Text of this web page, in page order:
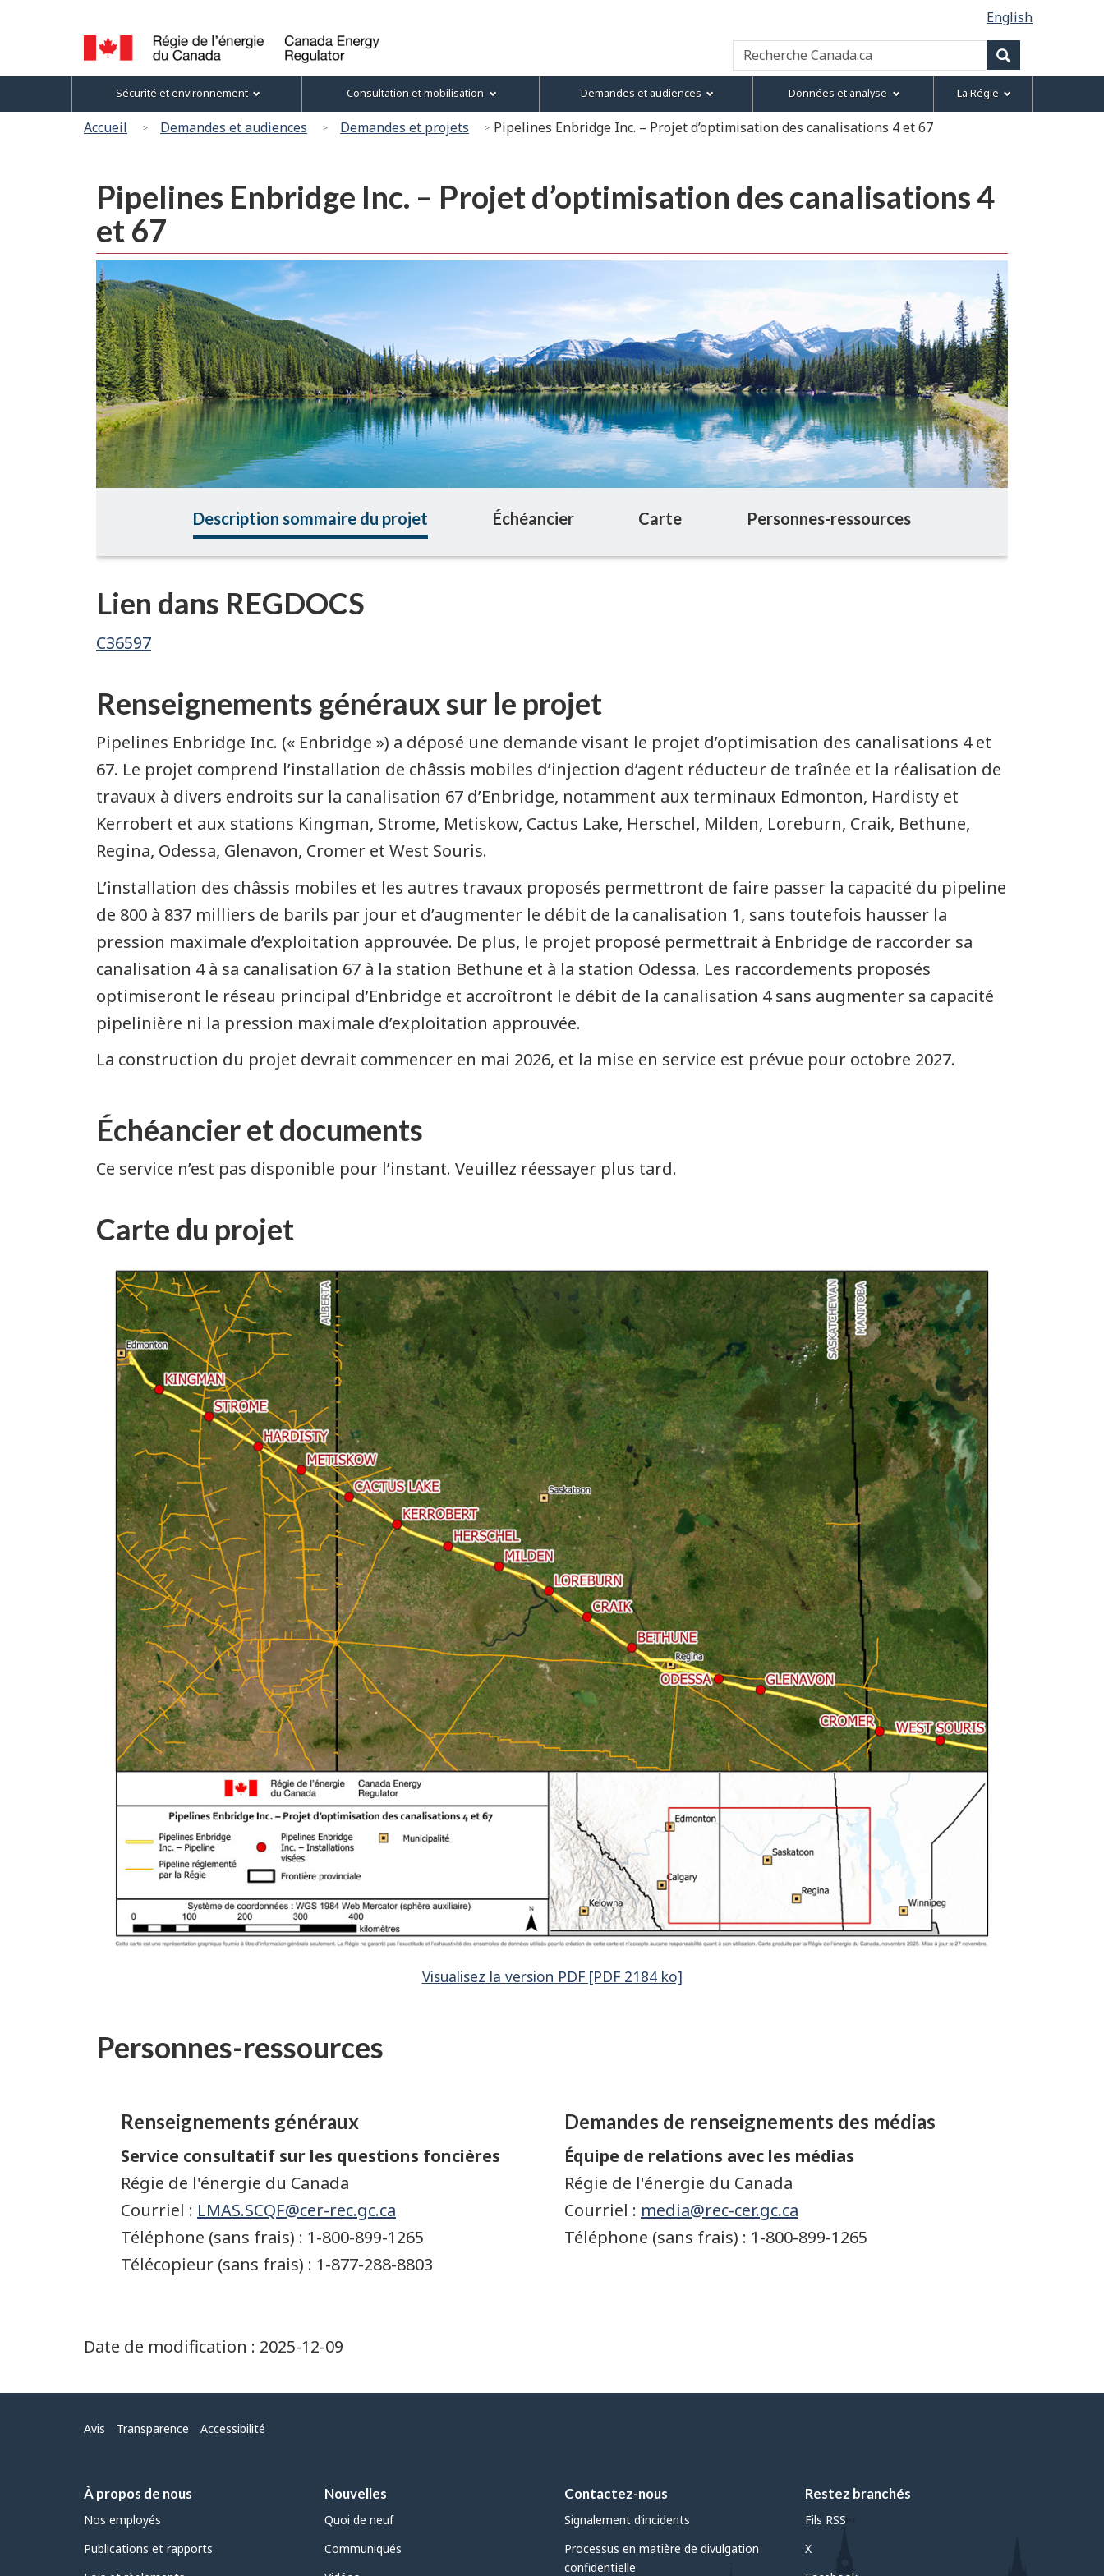
principal
propos
ce
site »
la
langue
English
Canada
Energy
Regulator
/
l’énergie
du
Canada
Recherche
Canada.ca
Recherche
Menu
des
sujets
Sécurité et environnement Consultation et mobilisation Demandes et audiences Données et analyse La Régie
Accueil Demandes et audiences Demandes et projets Pipelines Enbridge Inc. – Projet d’optimisation des canalisations 4 et 67
Pipelines Enbridge Inc. – Projet d’optimisation des canalisations 4
et 67
Description sommaire du projet Échéancier Carte Personnes-ressources
Lien dans REGDOCS
C36597
Renseignements généraux sur le projet
Pipelines Enbridge Inc. (« Enbridge ») a déposé une demande visant le projet d’optimisation des canalisations 4 et
67. Le projet comprend l’installation de châssis mobiles d’injection d’agent réducteur de traînée et la réalisation de
travaux à divers endroits sur la canalisation 67 d’Enbridge, notamment aux terminaux Edmonton, Hardisty et
Kerrobert et aux stations Kingman, Strome, Metiskow, Cactus Lake, Herschel, Milden, Loreburn, Craik, Bethune,
Regina, Odessa, Glenavon, Cromer et West Souris.
L’installation des châssis mobiles et les autres travaux proposés permettront de faire passer la capacité du pipeline
de 800 à 837 milliers de barils par jour et d’augmenter le débit de la canalisation 1, sans toutefois hausser la
pression maximale d’exploitation approuvée. De plus, le projet proposé permettrait à Enbridge de raccorder sa
canalisation 4 à sa canalisation 67 à la station Bethune et à la station Odessa. Les raccordements proposés
optimiseront le réseau principal d’Enbridge et accroîtront le débit de la canalisation 4 sans augmenter sa capacité
pipelinière ni la pression maximale d’exploitation approuvée.
La construction du projet devrait commencer en mai 2026, et la mise en service est prévue pour octobre 2027.
Échéancier et documents
Ce service n’est pas disponible pour l’instant. Veuillez réessayer plus tard.
Carte du projet
Visualisez la version PDF [PDF 2184 ko]
Personnes-ressources
Renseignements généraux
Service consultatif sur les questions foncières
Régie de l'énergie du Canada
Courriel : LMAS.SCQF@cer-rec.gc.ca
Téléphone (sans frais) : 1-800-899-1265
Télécopieur (sans frais) : 1-877-288-8803
Demandes de renseignements des médias
Équipe de relations avec les médias
Régie de l'énergie du Canada
Courriel : media@rec-cer.gc.ca
Téléphone (sans frais) : 1-800-899-1265
Date de modification : 2025-12-09
Menu
Avis Transparence Accessibilité
À propos de nous
Nos employés
Publications et rapports
Nouvelles
Quoi de neuf
Communiqués
Contactez-nous
Signalement d’incidents
Processus en matière de divulgation
confidentielle
Restez branchés
Fils RSS
X